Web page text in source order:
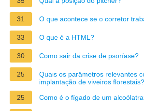
31 O que acontece se o corretor
33 O que é a HTML?
30 Como sair da crise de psoríase?
25
Quais os parâmetros relevantes
implantação de viveiros florestais?
25
Como é o fígado de um